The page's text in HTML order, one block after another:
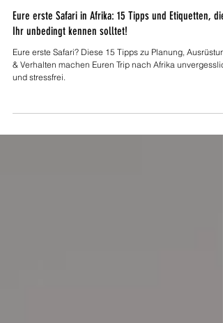
24. Dez. 2024 20 Min. Lesezeit
Eure erste Safari in Afrika: 15 Tipps und Etiquetten, die
Ihr unbedingt kennen solltet!
und stressfrei.